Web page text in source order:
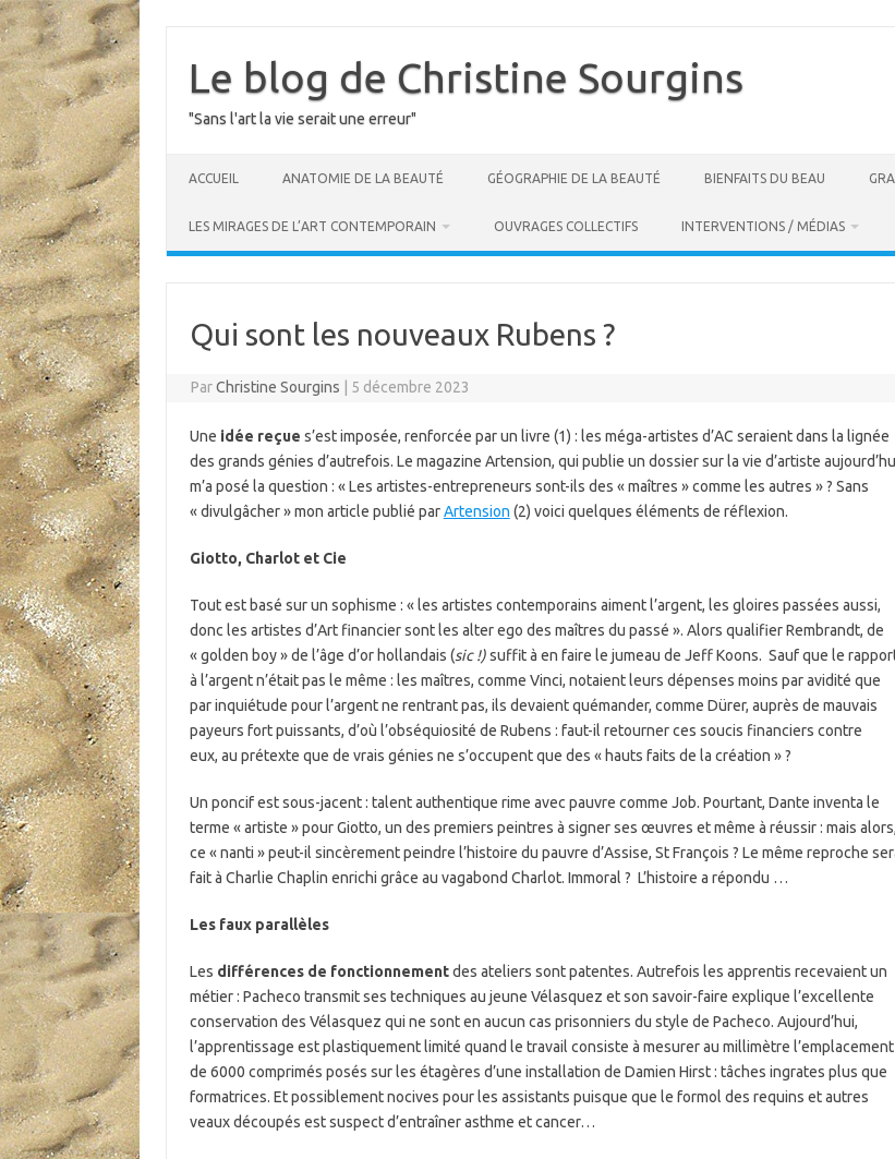
contentLe blog de Christine Sourgins
"Sans l'art la vie serait une erreur"
ACCUEIL ANATOMIE DE LA BEAUTÉ GÉOGRAPHIE DE LA BEAUTÉ BIENFAITS DU BEAU
LES MIRAGES DE L’ART CONTEMPORAIN OUVRAGES COLLECTIFS INTERVENTIONS / MÉDIAS
Qui sont les nouveaux Rubens ?
ParChristine Sourgins 5 décembre 2023
Une idée reçue s’est imposée, renforcée par un livre (1) : les méga-artistes d’AC seraient dans la lignée
des grands génies d’autrefois. Le magazine Artension, qui publie un dossier sur la vie d’artiste
m’a posé la question : « Les artistes-entrepreneurs sont-ils des « maîtres » comme les autres » ? Sans
« divulgâcher » mon article publié parArtension (2) voici quelques éléments de réflexion.
Giotto, Charlot et Cie
Tout est basé sur un sophisme : « les artistes contemporains aiment l’argent, les gloires passées aussi,
donc les artistes d’Art financier sont les alter ego des maîtres du passé ». Alors qualifier Rembrandt, de
« golden boy » de l’âge d’or hollandais (sic !)suffit à en faire le jumeau de Jeff Koons. Sauf que le
à l’argent n’était pas le même : les maîtres, comme Vinci, notaient leurs dépenses moins par avidité que
par inquiétude pour l’argent ne rentrant pas, ils devaient quémander, comme Dürer, auprès de mauvais
payeurs fort puissants, d’où l’obséquiosité de Rubens : faut-il retourner ces soucis financiers contre
eux, au prétexte que de vrais génies ne s’occupent que des « hauts faits de la création » ?
Un poncif est sous-jacent : talent authentique rime avec pauvre comme Job. Pourtant, Dante inventa le
terme « artiste » pour Giotto, un des premiers peintres à signer ses œuvres et même à réussir : mais alors,
ce « nanti » peut-il sincèrement peindre l’histoire du pauvre d’Assise, St François ? Le même reproche
fait à Charlie Chaplin enrichi grâce au vagabond Charlot. Immoral ? L’histoire a répondu …
Les faux parallèles
Les différences de fonctionnementdes ateliers sont patentes. Autrefois les apprentis recevaient un
métier : Pacheco transmit ses techniques au jeune Vélasquez et son savoir-faire explique l’excellente
conservation des Vélasquez qui ne sont en aucun cas prisonniers du style de Pacheco. Aujourd’hui,
l’apprentissage est plastiquement limité quand le travail consiste à mesurer au millimètre l’emplacement
de 6000 comprimés posés sur les étagères d’une installation de Damien Hirst : tâches ingrates plus que
formatrices. Et possiblement nocives pour les assistants puisque que le formol des requins et autres
veaux découpés est suspect d’entraîner asthme et cancer…